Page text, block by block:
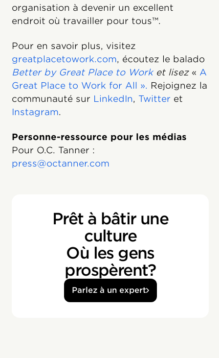
organisation à devenir un excellent
endroit où travailler pour tous™.
Pour en savoir plus, visitez
greatplacetowork.com, écoutez le balado
Better by Great Place to Work et lisez« A
Great Place to Work for All ». Rejoignez la
communauté sur LinkedIn, Twitter et
Instagram.
Personne-ressource pour les médias
Pour O.C. Tanner :
press@octanner.com
Prêt à bâtir une
culture
Où les gens
prospèrent?
Parlez à un expert